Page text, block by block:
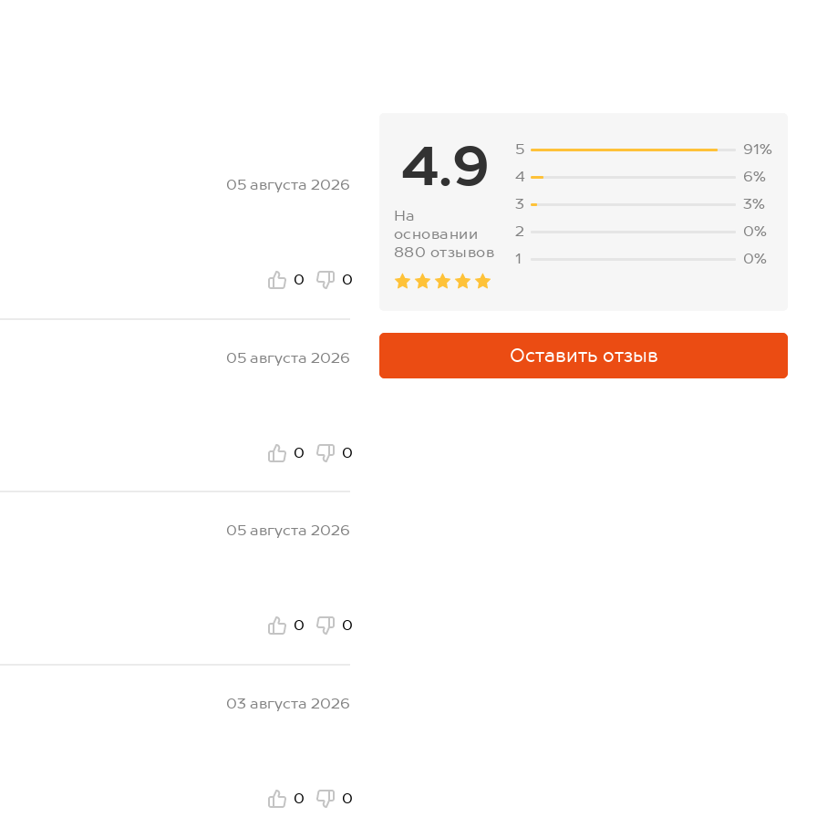
4.9
На
основании
880 отзывов
5
91%
4
6%
3
3%
2
0%
1
0%
Оставить отзыв
05 августа 2026
0 0
05 августа 2026
0 0
05 августа 2026
0 0
03 августа 2026
0 0